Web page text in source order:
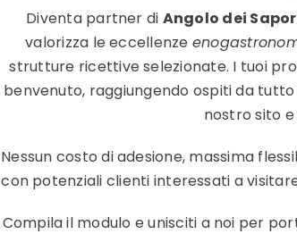
Diventa partner di Angolo dei
valorizza le eccellenze
strutture ricettive selezionate. I tuoi
benvenuto, raggiungendo ospiti da
nostro sito e
Nessun costo di adesione, massima
con potenziali clienti interessati a
Compila il modulo e unisciti a noi per